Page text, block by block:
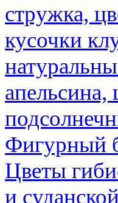
стружка,
кусочки
Фигурный
Цветы
и